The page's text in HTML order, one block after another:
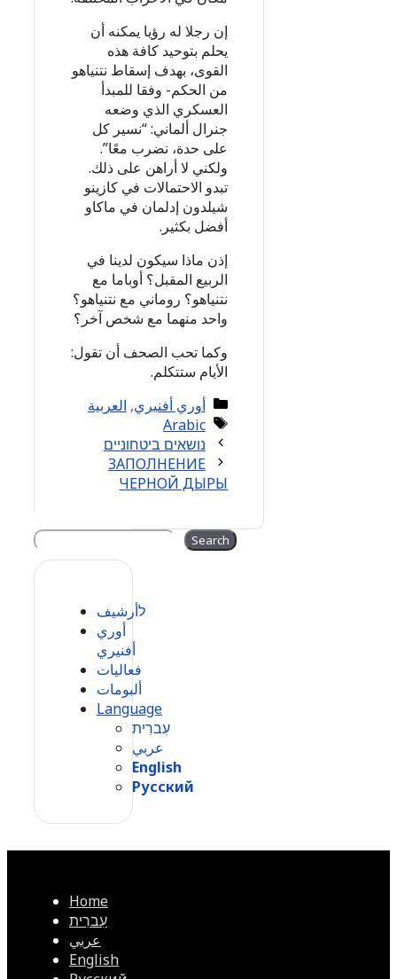
إن رجلا له رؤيا يمكنه أن
يحلم بتوحيد كافة هذه
القوى، بهدف إسقاط نتنياهو
من الحكم- وفقا للمبدأ
العسكري الذي وضعه
جنرال ألماني: “نسير كل
على حدة، نضرب معًا”.
ولكني لا أراهن على ذلك.
تبدو الاحتمالات في كازينو
شيلدون إدلمان في ماكاو
أفضل بكثير.
إذن ماذا سيكون لدينا في
الربيع المقبل؟ أوباما مع
نتنياهو؟ روماني مع نتنياهو؟
واحد منهما مع شخص آخر؟
وكما تحب الصحف أن تقول:
الأيام ستتكلم.
Categories
أوري أفنيري, العربية
Tags
Arabic
נושאים ביטחוניים
ЗАПОЛНЕНИЕ
ЧЕРНОЙ ДЫРЫ
Search Search
לأرشيف
أوري
أفنيري
فعاليات
ألبومات
Language
עִברִית
عربي
English
Русский
Home
עִברִית
عربي
English